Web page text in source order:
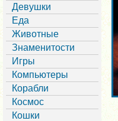
Девушки
Еда
Животные
Знаменитости
Игры
Компьютеры
Корабли
Космос
Кошки